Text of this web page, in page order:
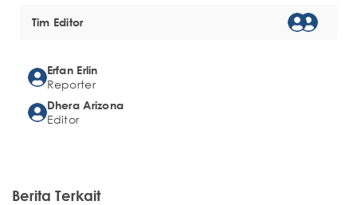
Tim Editor
Erfan Erlin
Reporter
Dhera Arizona
Editor
Berita Terkait